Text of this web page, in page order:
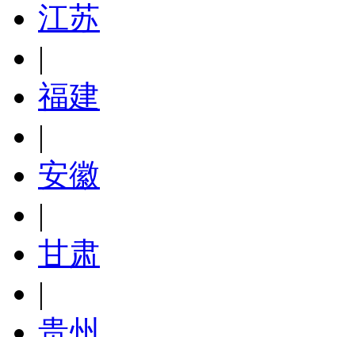
江苏
|
福建
|
安徽
|
甘肃
|